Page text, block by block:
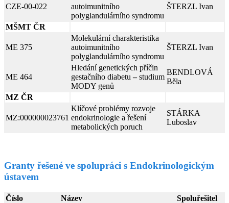
CZE-00-022
autoimunitního
polyglandulárního syndromu
ŠTERZL Ivan
MŠMT ČR
ME 375
Molekulární charakteristika
autoimunitního
polyglandulárního syndromu
ŠTERZL Ivan
ME 464
Hledání genetických příčin
gestačního diabetu–studium
MODY genů
BENDLOVÁ
Běla
MZ ČR
MZ:000000023761
Klíčové problémy rozvoje
endokrinologie a řešení
metabolických poruch
STÁRKA
Luboslav
Granty řešené ve spolupráci s Endokrinologickým
ústavem
Číslo Název
Spoluřešitel